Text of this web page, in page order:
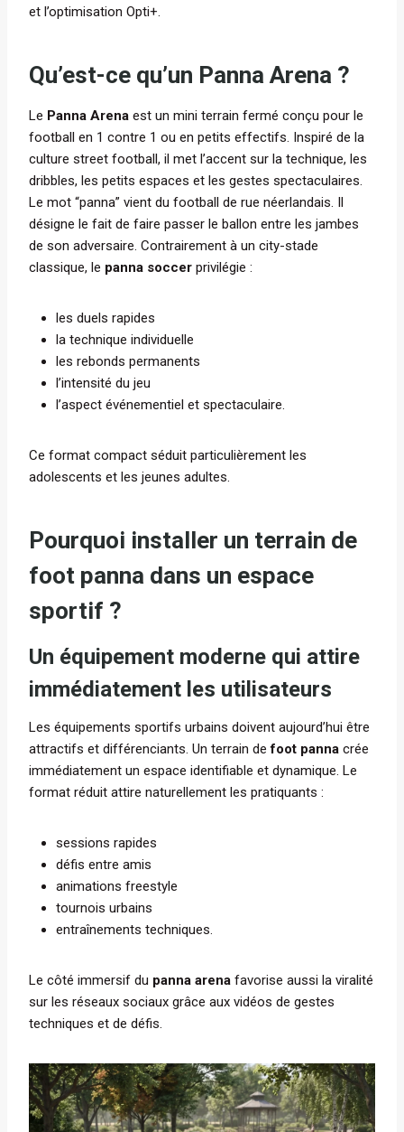
et l’optimisation Opti+.
Qu’est-ce qu’un Panna Arena ?
Le Panna Arena est un mini terrain fermé conçu pour le
football en 1 contre 1 ou en petits effectifs. Inspiré de la
culture street football, il met l’accent sur la technique, les
dribbles, les petits espaces et les gestes spectaculaires.
Le mot “panna” vient du football de rue néerlandais. Il
désigne le fait de faire passer le ballon entre les jambes
de son adversaire. Contrairement à un city-stade
classique, le panna soccer privilégie :
les duels rapides
la technique individuelle
les rebonds permanents
l’intensité du jeu
l’aspect événementiel et spectaculaire.
Ce format compact séduit particulièrement les
adolescents et les jeunes adultes.
Pourquoi installer un terrain de
foot panna dans un espace
sportif ?
Un équipement moderne qui attire
immédiatement les utilisateurs
Les équipements sportifs urbains doivent aujourd’hui être
attractifs et différenciants. Un terrain defoot panna crée
immédiatement un espace identifiable et dynamique. Le
format réduit attire naturellement les pratiquants :
sessions rapides
défis entre amis
animations freestyle
tournois urbains
entraînements techniques.
Le côté immersif du panna arena favorise aussi la viralité
sur les réseaux sociaux grâce aux vidéos de gestes
techniques et de défis.